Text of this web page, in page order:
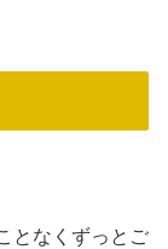
となくずっとご